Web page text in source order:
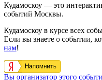
Кудамоскоу — это
событий Москвы.
Кудамоскоу в курсе всех
Если вы знаете о событии,
нам!
Напомнить
Вы организатор этого